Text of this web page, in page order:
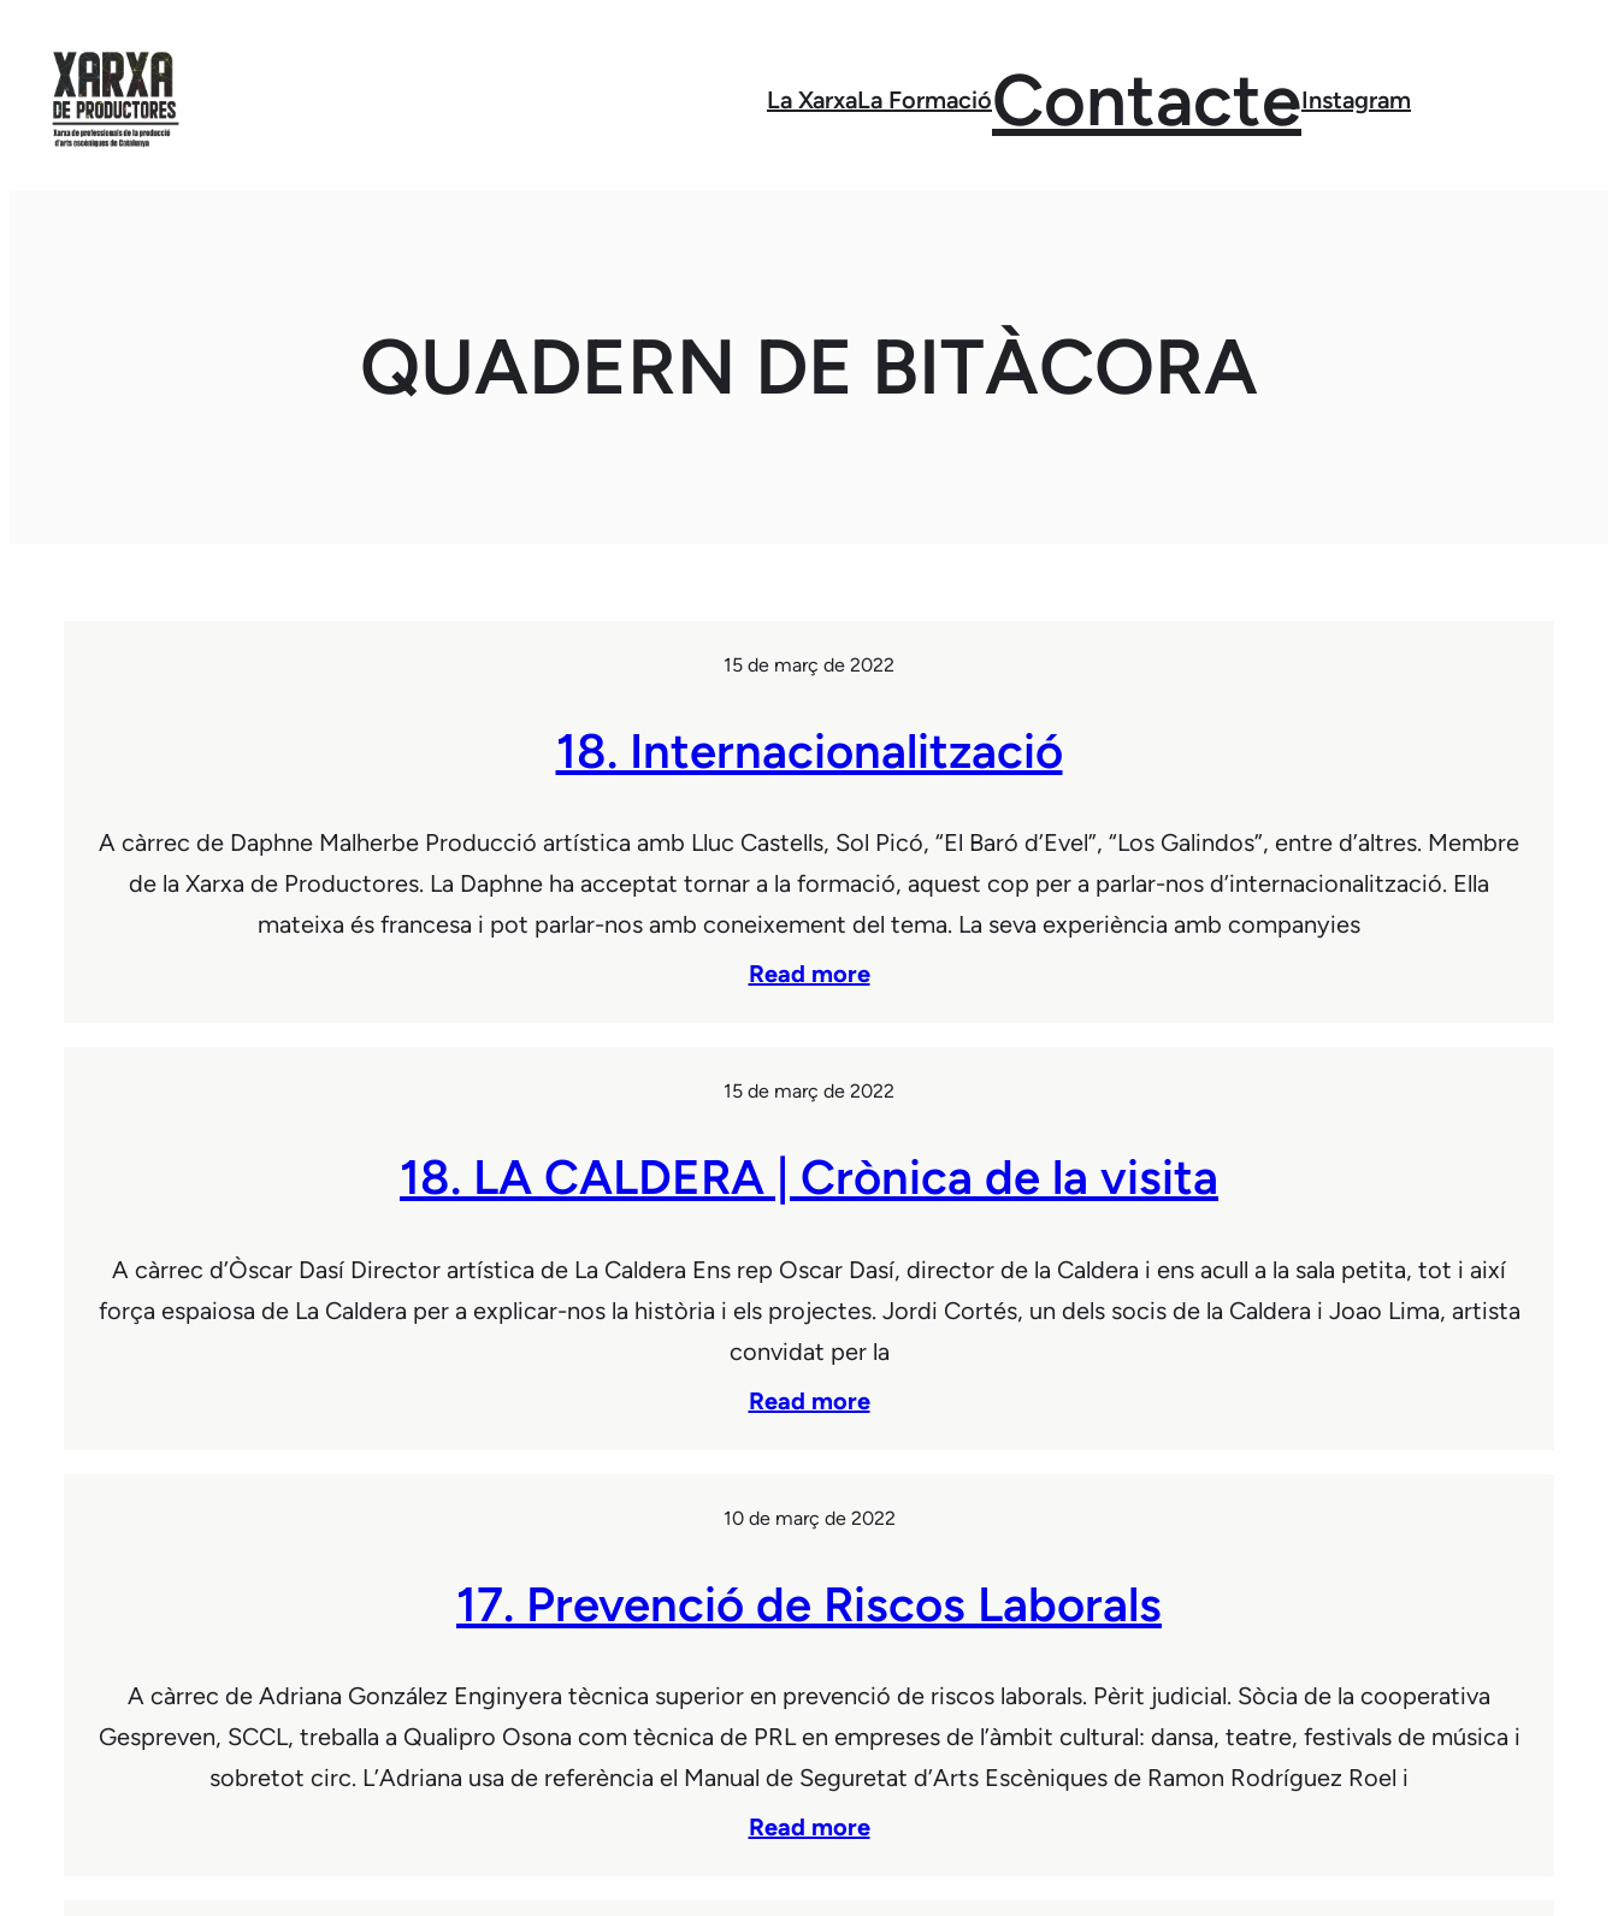
contingut
La XarxaLa FormacióContacteInstagram
QUADERN DE BITÀCORA
15 de març de 2022
18. Internacionalització
A càrrec de Daphne Malherbe Producció artística amb Lluc Castells, Sol Picó, “El Baró d’Evel”, “Los Galindos”, entre d’altres. Membre
de la Xarxa de Productores. La Daphne ha acceptat tornar a la formació, aquest cop per a parlar-nos d’internacionalització. Ella
mateixa és francesa i pot parlar-nos amb coneixement del tema. La seva experiència amb companyies
Read more
15 de març de 2022
18. LA CALDERA | Crònica de la visita
A càrrec d’Òscar Dasí Director artística de La Caldera Ens rep Oscar Dasí, director de la Caldera i ens acull a la sala petita, tot i així
força espaiosa de La Caldera per a explicar-nos la història i els projectes. Jordi Cortés, un dels socis de la Caldera i Joao Lima, artista
convidat per la
Read more
10 de març de 2022
17. Prevenció de Riscos Laborals
A càrrec de Adriana González Enginyera tècnica superior en prevenció de riscos laborals. Pèrit judicial. Sòcia de la cooperativa
Gespreven, SCCL, treballa a Qualipro Osona com tècnica de PRL en empreses de l’àmbit cultural: dansa, teatre, festivals de música i
sobretot circ. L’Adriana usa de referència el Manual de Seguretat d’Arts Escèniques de Ramon Rodríguez Roel i
Read more